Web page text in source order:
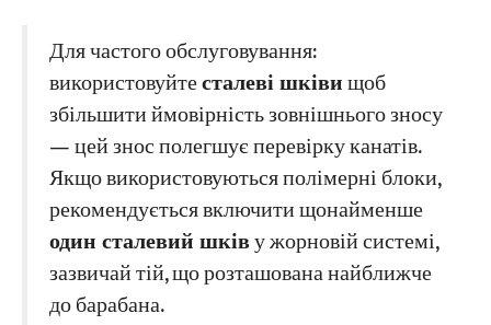
Для частого обслуговування:
використовуйтесталеві шківищоб
збільшити ймовірність зовнішнього зносу
— цей знос полегшує перевірку канатів.
Якщо використовуються полімерні блоки,
рекомендується включити щонайменше
один сталевий шківу жорновій системі,
зазвичай тій, що розташована найближче
до барабана.